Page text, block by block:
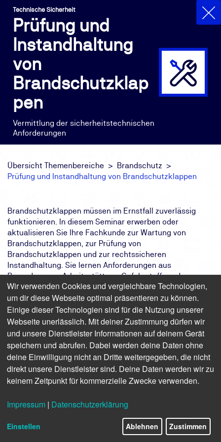
Technische Sicherheit
Prüfung und
Instandhaltung
von
Brandschutzklap
pen
Vermittlung der sicherheitstechnischen
Anforderungen
Übersicht Themenbereiche
Brandschutz
Prüfung und Instandhaltung von Brandschutzklappen
Brandschutzklappen müssen im Ernstfall zuverlässig
funktionieren. In diesem Seminar erwerben oder
aktualisieren Sie Ihre Fachkunde zur Wartung von
Brandschutzklappen, zur Prüfung von
Brandschutzklappen und zur rechtssicheren
Instandhaltung. Sie lernen Anforderungen aus
Bauordnungs-, Arbeitsstätten-, Gefahrstoff- und
Versicherungsrecht kennen und setzen sich mit Aufbau,
Einbau, Funktion und Wirkungsweise unterschiedlicher
Brandschutzklappen auseinander. Ein besonderer Fokus
liegt auf Hygieneanforderungen, asbesthaltigen Klappen
sowie der korrekten Instandhaltungsdokumentation.
Das Ziel:
Sie erkennen Anforderungen an
Wartung und Prüfung von
Brandschutzklappen
Das Ergebnis:
Sie handeln rechtssicher und
Brandschutzklappen korrekt
NORD Akademie
Wir verwenden Cookies und vergleichbare Technologien,
um dir diese Webseite optimal präsentieren zu können.
Einige dieser Technologien sind für die Nutzung unserer
Webseite unerlässlich. Mit deiner Zustimmung dürfen wir
und unsere Dienstleister Informationen auf deinem Gerät
speichern und abrufen. Dabei werden deine Daten ohne
deine Einwilligung nicht an Dritte weitergegeben, die nicht
direkt unsere Dienstleister sind. Deine Daten werden wir zu
keinem Zeitpunkt für kommerzielle Zwecke verwenden.
Impressum | Datenschutzerklärung
Einstellen Ablehnen Zustimmen